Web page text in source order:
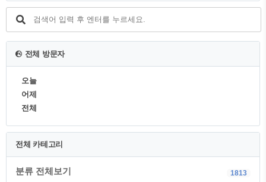
전체 방문자
오늘
어제
전체
전체 카테고리
분류 전체보기 1813